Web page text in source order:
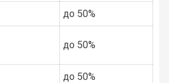
до 50%
до 50%
до 50%